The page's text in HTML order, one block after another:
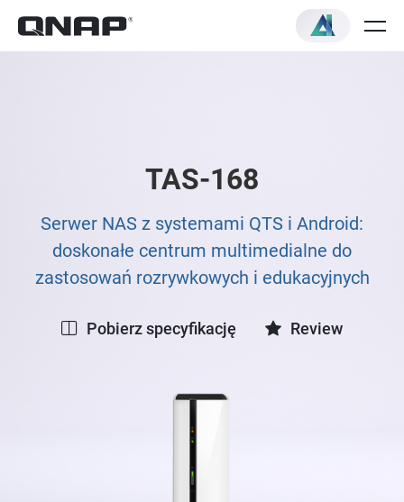
TAS-168
Serwer NAS z systemami QTS i Android:
doskonałe centrum multimedialne do
zastosowań rozrywkowych i edukacyjnych
Pobierz specyfikację Review